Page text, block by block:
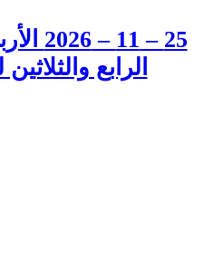
25 –
الرابع